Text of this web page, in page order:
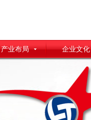
产业布局 企业文化